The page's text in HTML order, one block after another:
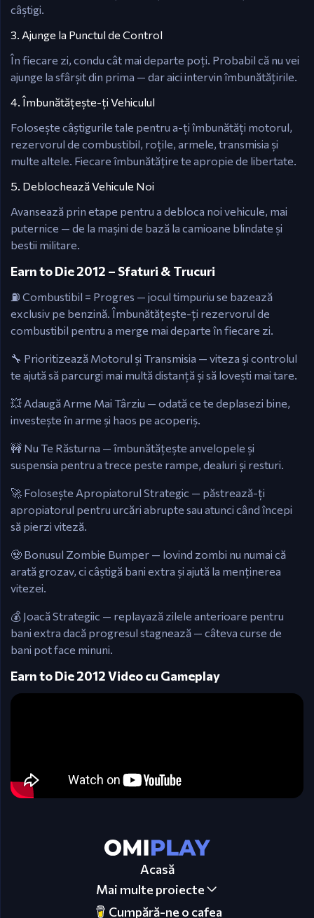
câștigi.
3. Ajunge la Punctul de Control
În fiecare zi, condu cât mai departe poți. Probabil că nu vei
ajunge la sfârșit din prima — dar aici intervin îmbunătățirile.
4. Îmbunătățește-ți Vehiculul
Folosește câștigurile tale pentru a-ți îmbunătăți motorul,
rezervorul de combustibil, roțile, armele, transmisia și
multe altele. Fiecare îmbunătățire te apropie de libertate.
5. Deblochează Vehicule Noi
Avansează prin etape pentru a debloca noi vehicule, mai
puternice — de la mașini de bază la camioane blindate și
bestii militare.
Earn to Die 2012 – Sfaturi & Trucuri
⛽ Combustibil = Progres — jocul timpuriu se bazează
exclusiv pe benzină. Îmbunătățește-ți rezervorul de
combustibil pentru a merge mai departe în fiecare zi.
🔧 Prioritizează Motorul și Transmisia — viteza și controlul
te ajută să parcurgi mai multă distanță și să lovești mai tare.
💥 Adaugă Arme Mai Târziu — odată ce te deplasezi bine,
investește în arme și haos pe acoperiș.
🚧 Nu Te Răsturna — îmbunătățește anvelopele și
suspensia pentru a trece peste rampe, dealuri și resturi.
🚀 Folosește Apropiatorul Strategic — păstrează-ți
apropiatorul pentru urcări abrupte sau atunci când începi
să pierzi viteză.
🧟 Bonusul Zombie Bumper — lovind zombi nu numai că
arată grozav, ci câștigă bani extra și ajută la menținerea
vitezei.
💰 Joacă Strategiic — replayază zilele anterioare pentru
bani extra dacă progresul stagnează — câteva curse de
bani pot face minuni.
Earn to Die 2012 Video cu Gameplay
Acasă
Mai multe proiecte
Cumpără-ne o cafea